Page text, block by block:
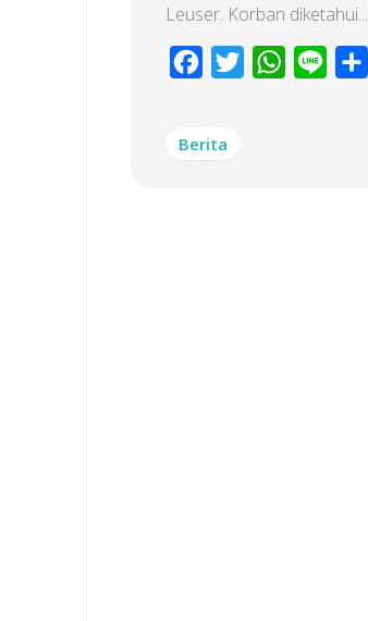
Leuser. Korban diketahui...
Facebook
Twitter WhatsApp
Line
Berita